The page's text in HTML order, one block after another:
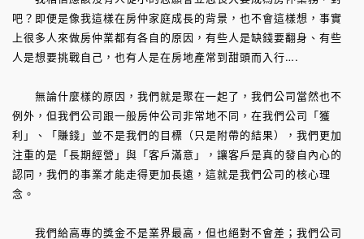
吧？即便是像我這樣在房仲家庭成長的背景，也不會這樣想，事實
上很多人來做房仲業都有各自的原因，有些人是缺錢要翻身、有些
人是想要挑戰自己，也有人是在房地產常到甜頭而入行….
無論什麼樣的原因，我們就是聚在一起了，我們公司當然也不
例外，但我們公司跟一般房仲公司非常地不同，在我們公司「獲
利」、「賺錢」並不是我們的目標（只是附帶的結果），我們更加
注重的是「長期經營」與「客戶滿意」，讓客戶是真的發自內心的
認同，我們的事業才能走得更加長遠，這就是我們公司的核心理
念。
我們給高專的獎金不是業界最高，但也絕對不會差；我們公司